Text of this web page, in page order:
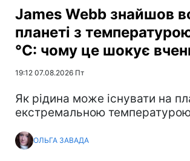
James Webb знайшов
планеті з
°C: чому це шокує
19:12 07.08.2026 Пт
Як рідина може існувати на
екстремальною
ОЛЬГА ЗАВАДА